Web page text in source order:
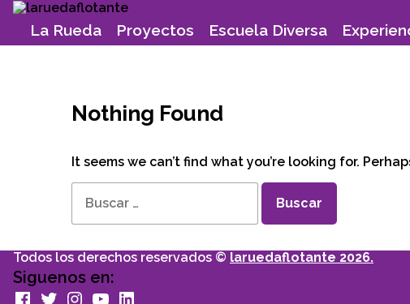
Skip
contentLa Rueda Proyectos Escuela Diversa
Nothing Found
It seems we can’t find what you’re looking for.
Buscar:
Todos los derechos reservados © laruedaflotante 2026.
Siguenos en:
facebook
TwitterInstagram
youtubeLinkedin